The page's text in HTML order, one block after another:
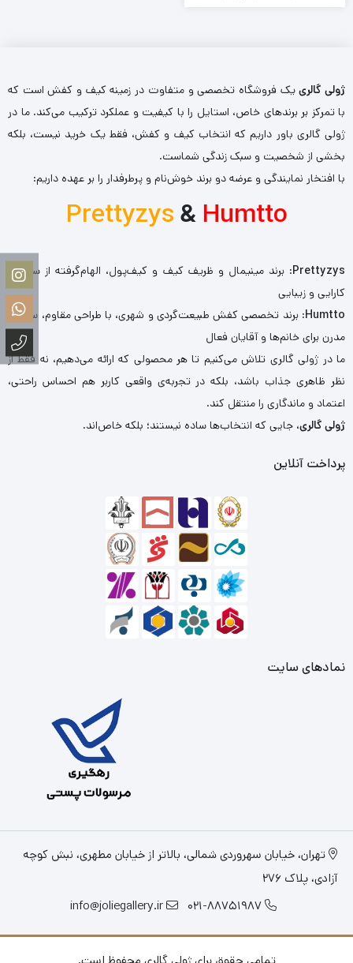
ژولی گالرییک فروشگاه تخصصی و متفاوت در زمینه کیف و کفش است که
با تمرکز بر برندهای خاص، استایل را با کیفیت و عملکرد ترکیب می‌کند. ما در
ژولی گالری باور داریم که انتخاب کیف و کفش، فقط یک خرید نیست، بلکه
بخشی از شخصیت و سبک زندگی شماست.
با افتخار نمایندگی و عرضه دو برند خوش‌نام و پرطرفدار را بر عهده داریم:
Prettyzys& Humtto
Prettyzys: برند مینیمال و ظریف کیف و کیف‌پول، الهام‌گرفته از سادگی،
کارایی و زیبایی
Humtto: برند تخصصی کفش طبیعت‌گردی و شهری، با طراحی مقاوم، سبک و
مدرن برای خانم‌ها و آقایان فعال
ما در ژولی گالری تلاش می‌کنیم تا هر محصولی که ارائه می‌دهیم، نه فقط از
نظر ظاهری جذاب باشد، بلکه در تجربه‌ی واقعی کاربر هم احساس راحتی،
اعتماد و ماندگاری را منتقل کند.
ژولی گالری، جایی که انتخاب‌ها ساده نیستند؛ بلکه خاص‌اند.
پرداخت آنلاین
نمادهای سایت
تهران، خیابان سهروردی شمالی، بالاتر از خیابان مطهری، نبش کوچه
آزادی، پلاک 276
021-88751987
info@joliegallery.ir